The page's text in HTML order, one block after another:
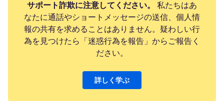
サポート詐欺に注意してください。
私たちはあ
なたに通話やショートメッセージの送信、個人情
報の共有を求めることはありません。疑わしい行
為を見つけたら「迷惑行為を報告」からご報告く
ださい。
詳しく学ぶ